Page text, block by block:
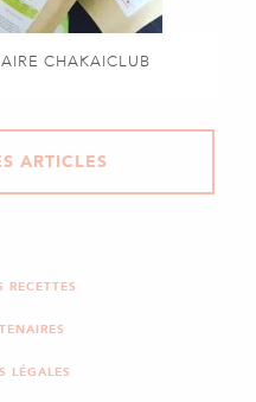
CHAKAICLUB
ARTICLES
RECETTES
LÉGALES